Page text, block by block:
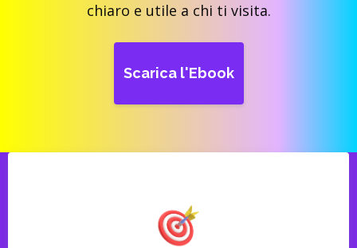
chiaro e utile a chi ti visita.
Scarica l'Ebook